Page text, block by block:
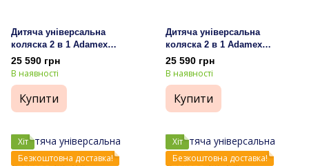
Дитяча універсальна
коляска 2 в 1 Adamex
Cristiano CR-450
25 590 грн
В наявності
Купити
Дитяча універсальна
коляска 2 в 1 Adamex
Cristiano CR-466
25 590 грн
В наявності
Купити
Хіт
Безкоштовна доставка!
Хіт
Безкоштовна доставка!